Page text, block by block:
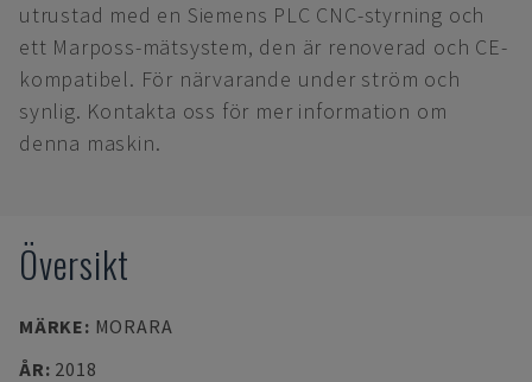
utrustad med en Siemens PLC CNC-styrning och
ett Marposs-mätsystem, den är renoverad och CE-
kompatibel. För närvarande under ström och
synlig. Kontakta oss för mer information om
denna maskin.
Översikt
MÄRKE: MORARA
ÅR: 2018